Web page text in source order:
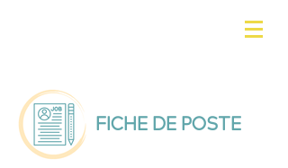
FICHE DE POSTE